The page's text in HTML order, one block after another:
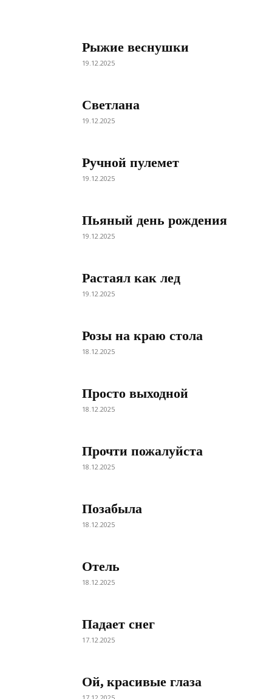
Рыжие веснушки
19.12.2025
Светлана
19.12.2025
Ручной пулемет
19.12.2025
Пьяный день рождения
19.12.2025
Растаял как лед
19.12.2025
Розы на краю стола
18.12.2025
Просто выходной
18.12.2025
Прочти пожалуйста
18.12.2025
Позабыла
18.12.2025
Отель
18.12.2025
Падает снег
17.12.2025
Ой, красивые глаза